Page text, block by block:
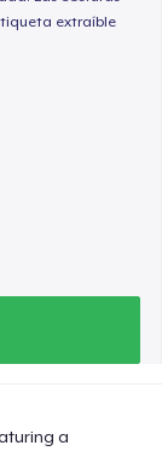
extraíble
a